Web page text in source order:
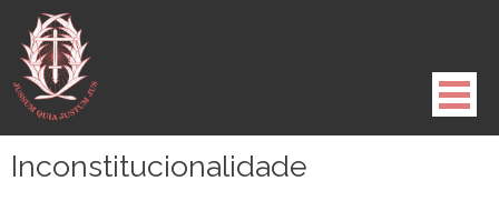
para
conteúdo
Inconstitucionalidade